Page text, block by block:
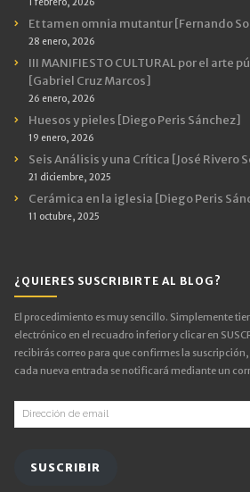
1 febrero, 2026
Et tamen omnia mutantur [Fernando
28 enero, 2026
III MANIFIESTO CULTURAL por el arte
[Gabriel Cruz Marcos]
26 enero, 2026
Huesos y pieles [Diego Peris Sánchez]
19 enero, 2026
Seis Análisis y una Crítica [José Rivero
21 diciembre, 2025
Cerámica en la iglesia [Diego Peris
11 octubre, 2025
¿QUIERES SUSCRIBIRTE AL BLOG?
El procedimiento es muy sencillo. Simplemente
electrónico en el recuadro inferior y clicar en
recibirás correo para que confirmes la
cada nueva entrada se notificará mediante un
Dirección
de
SUSCRIBIR